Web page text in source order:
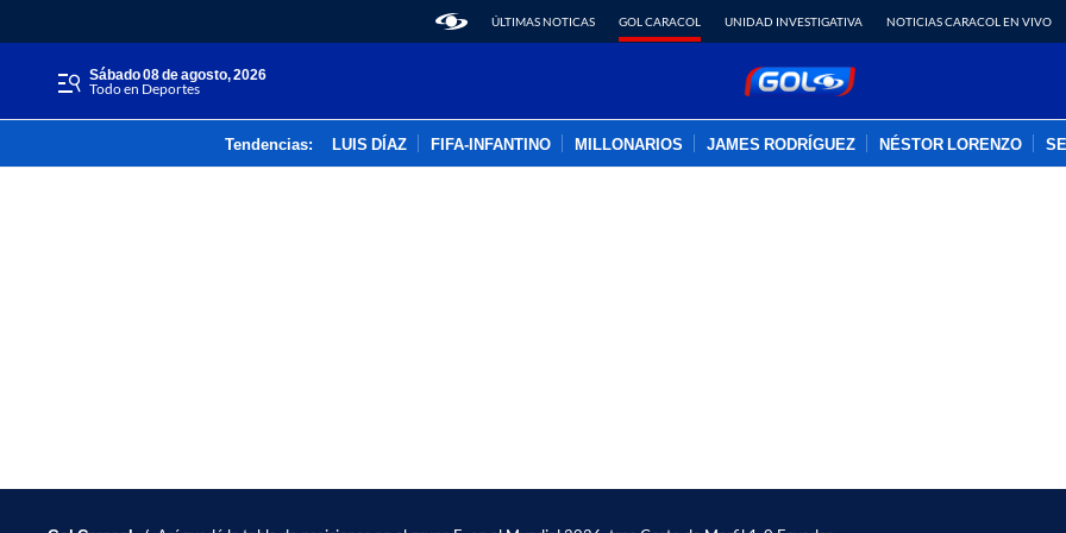
ÚLTIMAS NOTICAS GOL CARACOL UNIDAD INVESTIGATIVA NOTICIAS CARACOL EN VIVO
sábado 08 de agosto, 2026
Todo en Deportes
Tendencias: LUIS DÍAZ FIFA-INFANTINO MILLONARIOS JAMES RODRÍGUEZ NÉSTOR LORENZO